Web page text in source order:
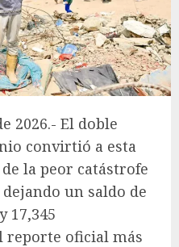
2026.- El doble
convirtió a esta
la peor catástrofe
un saldo de
17,345
reporte oficial más